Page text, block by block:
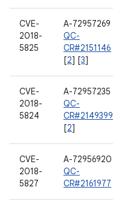
CVE-
2018-
5825
A-72957269
QC-
CR#2151146
[2] [3]
CVE-
2018-
5824
A-72957235
QC-
CR#2149399
[2]
CVE-
2018-
5827
A-72956920
QC-
CR#2161977